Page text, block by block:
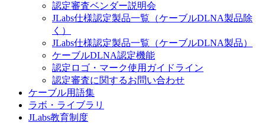
認定審査ベンダー説明会
JLabs仕様認定製品一覧（ケーブルDLNA製品除
く）
JLabs仕様認定製品一覧（ケーブルDLNA製品）
ケーブルDLNA認定機能
認定ロゴ・マーク使用ガイドライン
認定審査に関するお問い合わせ
ケーブル用語集
ラボ・ライブラリ
JLabs教育制度